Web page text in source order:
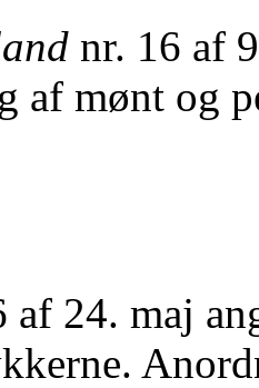
nr. 16 af
af mønt og
af 24. maj